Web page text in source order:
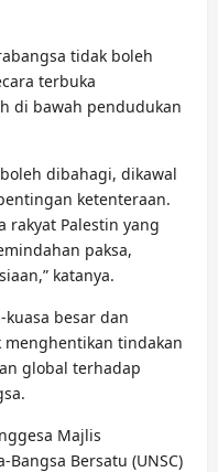
tidak boleh
terbuka
di bawah pendudukan
dibahagi, dikawal
ketenteraan.
Palestin yang
paksa,
katanya.
besar dan
tindakan
global terhadap
Majlis
Bersatu (UNSC)